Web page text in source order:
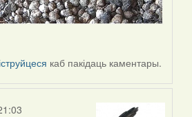
каб пакідаць каментары.